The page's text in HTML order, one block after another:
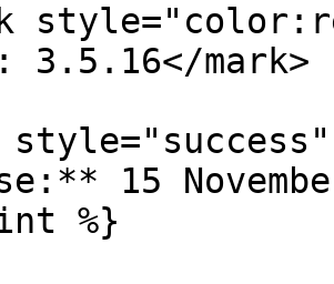
3.5.16</mark>
15
%}